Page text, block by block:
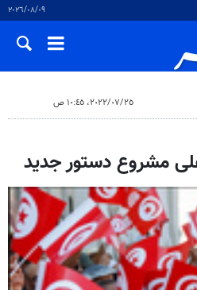
٠٩‏/٠٨‏/٢٠٢٦
٢٥‏/٠٧‏/٢٠٢٢، ١٠:٤٥ ص
مشروع دستور جديد